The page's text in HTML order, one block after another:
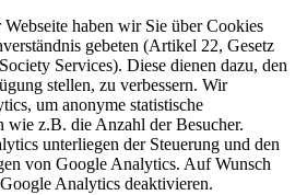
haben wir Sie über Cookies
gebeten (Artikel 22, Gesetz
Services). Diese dienen dazu, den
stellen, zu verbessern. Wir
um anonyme statistische
wie z.B. die Anzahl der Besucher.
unterliegen der Steuerung und den
von Google Analytics. Auf Wunsch
Analytics deaktivieren.